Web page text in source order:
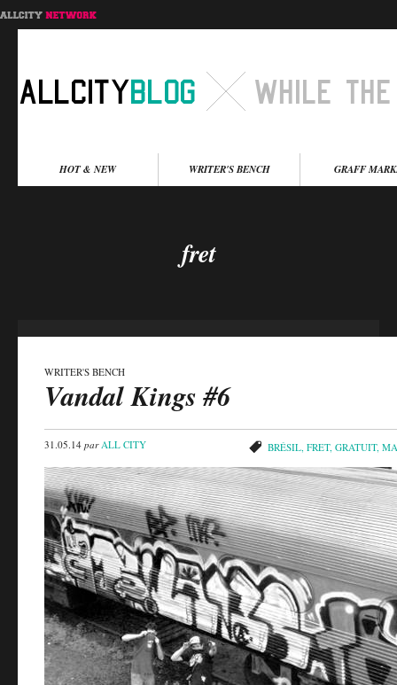
Aller au contenu
Aller au contenu
HOT & NEW WRITER'S BENCH GRAFF
fret
WRITER'S BENCH
Vandal Kings #6
31.05.14 par ALL CITY BRÉSIL FRET, GRATUIT,